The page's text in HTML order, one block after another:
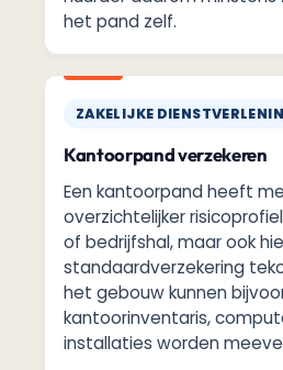
het pand zelf.
ZAKELIJKE
Kantoorpand verzekeren
Een kantoorpand heeft
overzichtelijker
of bedrijfshal, maar ook
standaardverzekering
het gebouw kunnen
kantoorinventaris,
installaties worden